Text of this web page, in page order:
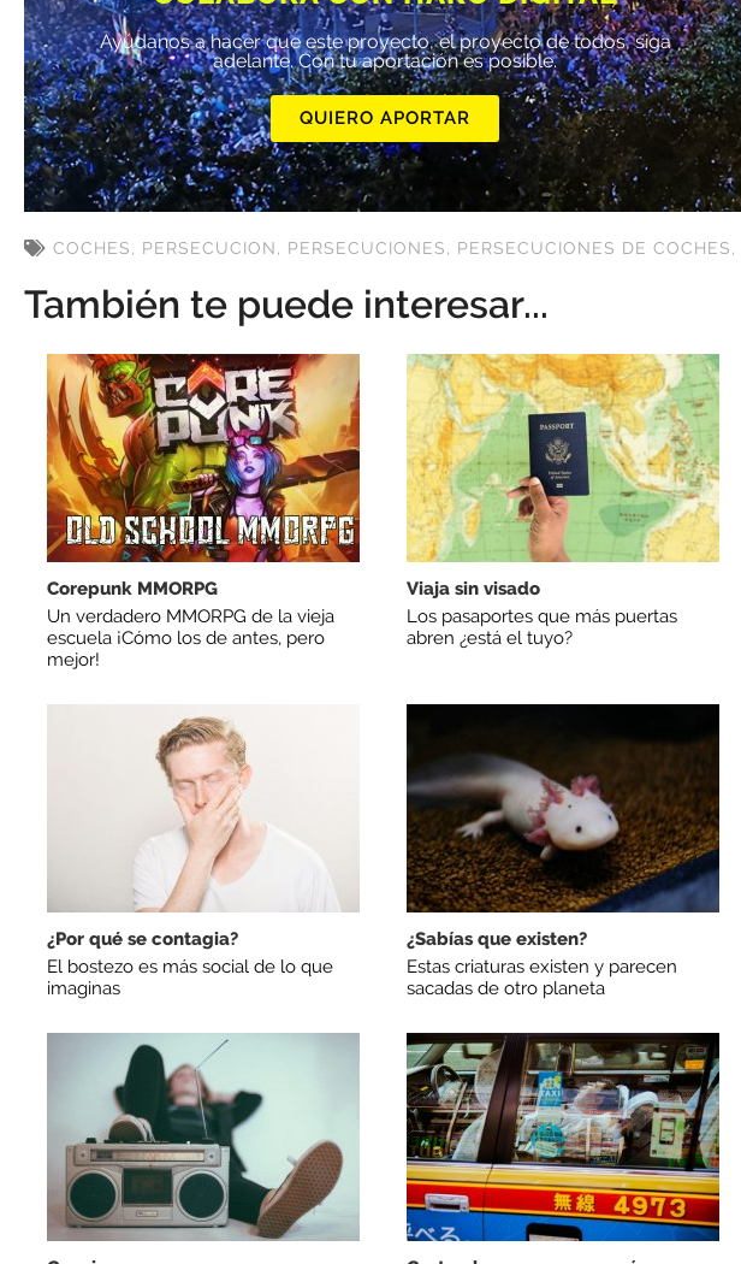
Ayúdanos a hacer que este proyecto, el proyecto de todos, siga
adelante. Con tu aportación es posible.
QUIERO APORTAR
COCHES, PERSECUCION, PERSECUCIONES, PERSECUCIONES DE COCHES,
También te puede interesar...
Corepunk MMORPG
Un verdadero MMORPG de la vieja
escuela ¡Cómo los de antes, pero
mejor!
Viaja sin visado
Los pasaportes que más puertas
abren ¿está el tuyo?
¿Por qué se contagia?
El bostezo es más social de lo que
imaginas
¿Sabías que existen?
Estas criaturas existen y parecen
sacadas de otro planeta